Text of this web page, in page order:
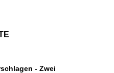
- Zwei